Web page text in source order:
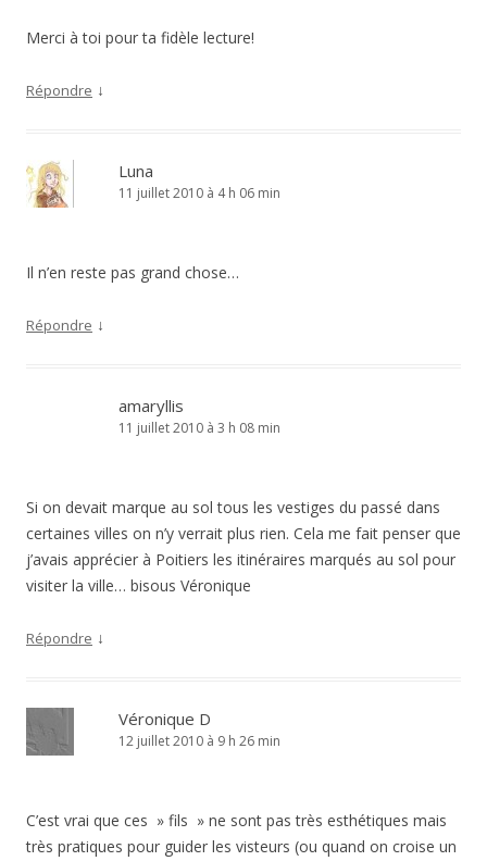
Merci à toi pour ta fidèle lecture!
Répondre ↓
Luna
11 juillet 2010 à 4 h 06 min
Il n’en reste pas grand chose…
Répondre ↓
amaryllis
11 juillet 2010 à 3 h 08 min
Si on devait marque au sol tous les vestiges du passé dans
certaines villes on n’y verrait plus rien. Cela me fait penser que
j’avais apprécier à Poitiers les itinéraires marqués au sol pour
visiter la ville… bisous Véronique
Répondre ↓
Véronique D
12 juillet 2010 à 9 h 26 min
C’est vrai que ces » fils » ne sont pas très esthétiques mais
très pratiques pour guider les visteurs (ou quand on croise un